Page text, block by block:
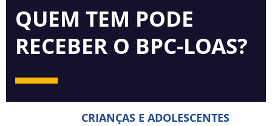
QUEM TEM PODE
RECEBER O BPC-LOAS?
CRIANÇAS E ADOLESCENTES